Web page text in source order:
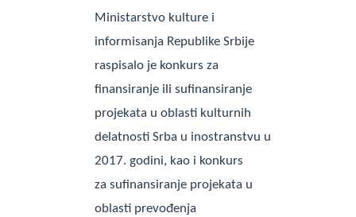
Ministarstvo kulture i
informisanja Republike Srbije
raspisalo je konkurs za
finansiranje ili sufinansiranje
projekata u oblasti kulturnih
delatnosti Srba u inostranstvu u
2017. godini, kao i konkurs
za sufinansiranje projekata u
oblasti prevođenja